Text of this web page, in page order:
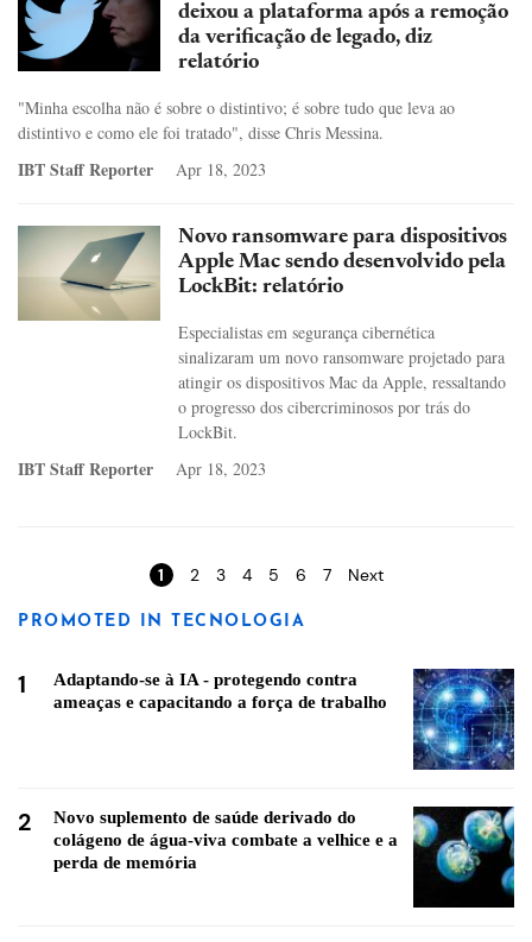
deixou a plataforma após a remoção
da verificação de legado, diz
relatório
"Minha escolha não é sobre o distintivo; é sobre tudo que leva ao
distintivo e como ele foi tratado", disse Chris Messina.
IBT Staff Reporter Apr 18, 2023
Novo ransomware para dispositivos
Apple Mac sendo desenvolvido pela
LockBit: relatório
Especialistas em segurança cibernética
sinalizaram um novo ransomware projetado para
atingir os dispositivos Mac da Apple, ressaltando
o progresso dos cibercriminosos por trás do
LockBit.
IBT Staff Reporter Apr 18, 2023
1 2 3 4 5 6 7 Next
PROMOTED IN TECNOLOGIA
1
Adaptando-se à IA - protegendo contra
ameaças e capacitando a força de trabalho
2
Novo suplemento de saúde derivado do
colágeno de água-viva combate a velhice e a
perda de memória